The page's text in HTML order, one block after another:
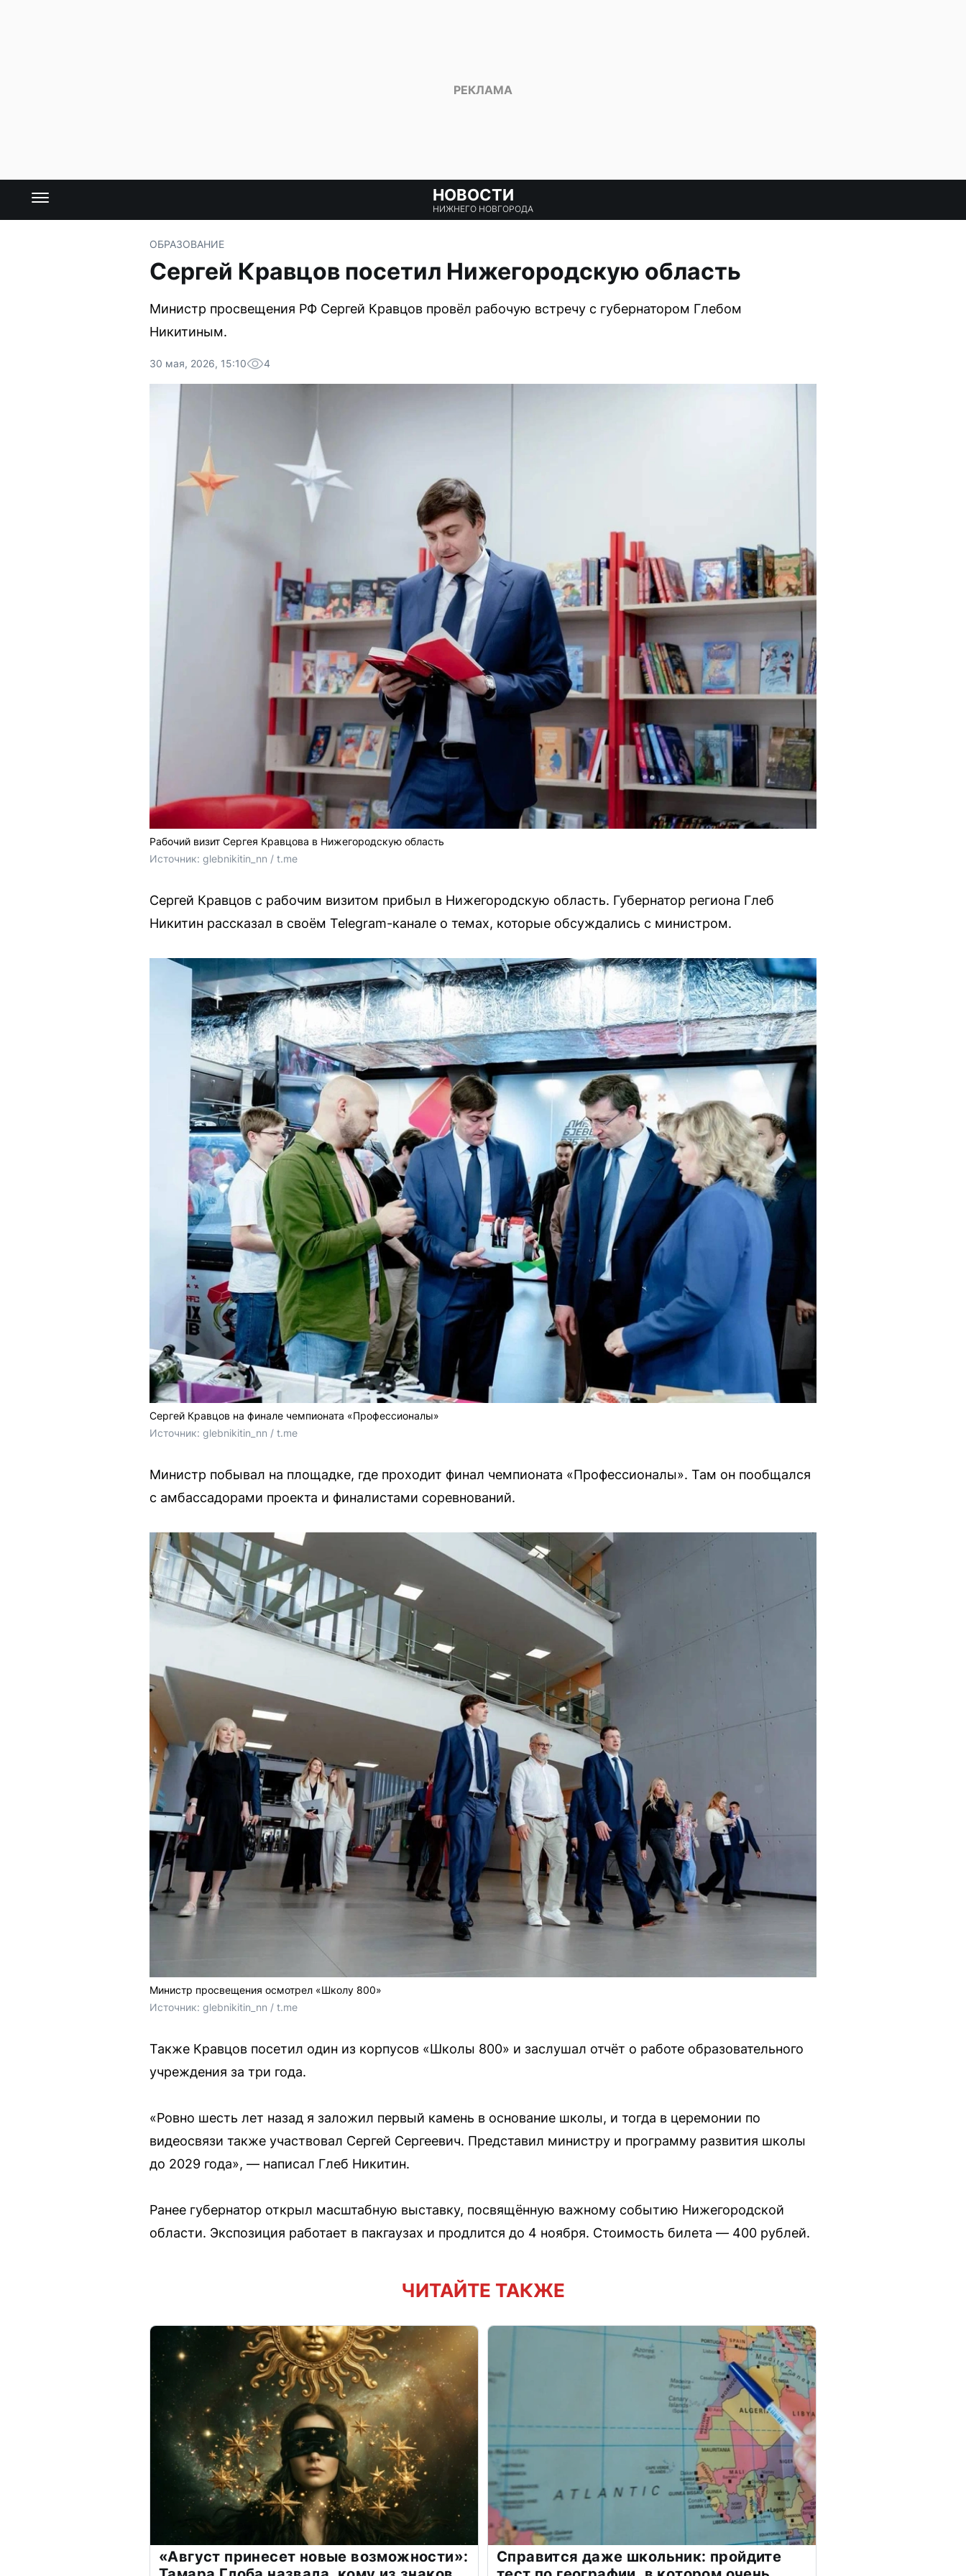
НОВОСТИ
НИЖНЕГО НОВГОРОДА
ОБРАЗОВАНИЕ
Сергей Кравцов посетил Нижегородскую область
Министр просвещения РФ Сергей Кравцов провёл рабочую встречу с губернатором Глебом
Никитиным.
30 мая, 2026, 15:10 4
Рабочий визит Сергея Кравцова в Нижегородскую область
Источник: glebnikitin_nn / t.me
Сергей Кравцов с рабочим визитом прибыл в Нижегородскую область. Губернатор региона Глеб
Никитин рассказал в своём Telegram-канале о темах, которые обсуждались с министром.
Сергей Кравцов на финале чемпионата «Профессионалы»
Источник: glebnikitin_nn / t.me
Министр побывал на площадке, где проходит финал чемпионата «Профессионалы». Там он пообщался
с амбассадорами проекта и финалистами соревнований.
Министр просвещения осмотрел «Школу 800»
Источник: glebnikitin_nn / t.me
Также Кравцов посетил один из корпусов «Школы 800» и заслушал отчёт о работе образовательного
учреждения за три года.
«Ровно шесть лет назад я заложил первый камень в основание школы, и тогда в церемонии по
видеосвязи также участвовал Сергей Сергеевич. Представил министру и программу развития школы
до 2029 года», — написал Глеб Никитин.
Ранее губернатор открыл масштабную выставку, посвящённую важному событию Нижегородской
области. Экспозиция работает в пакгаузах и продлится до 4 ноября. Стоимость билета — 400 рублей.
ЧИТАЙТЕ ТАКЖЕ
«Август принесет новые возможности»:
Справится даже школьник: пройдите